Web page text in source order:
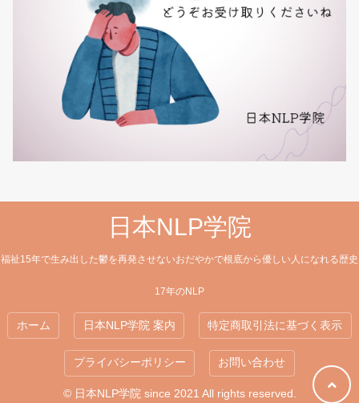
日本NLP学院
福祉15年で生み出した鬱を再発させないおだやかで根底から優しい人になれる歴史
17年のNLP
ホーム 日本NLP学院 案内 特定商取引法に基づく表示
プライバシーポリシー お問い合わせ
© 日本NLP学院 since 2021 All rights reserved.